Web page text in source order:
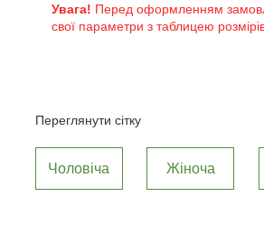
Увага! Перед оформленням
свої параметри з таблицею
Переглянути сітку
Чоловіча Жіноча